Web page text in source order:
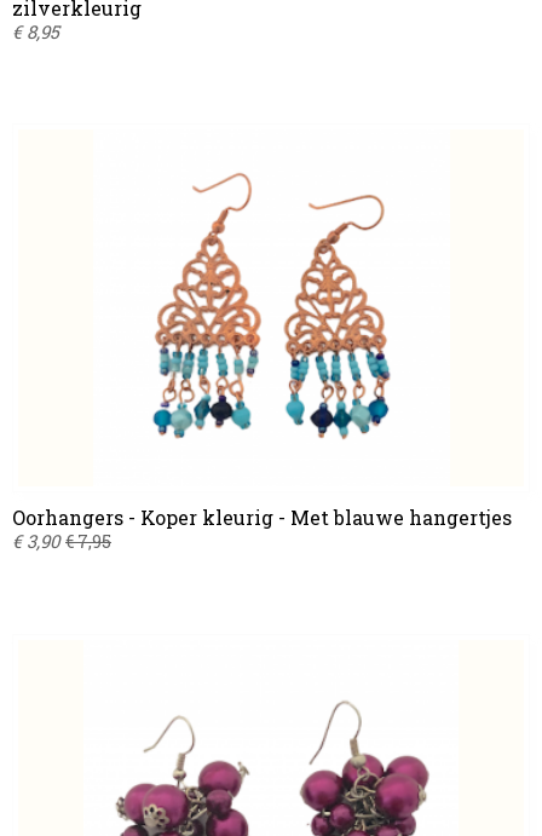
zilverkleurig
€ 8,95
Oorhangers - Koper kleurig - Met blauwe hangertjes
€ 3,90 € 7,95